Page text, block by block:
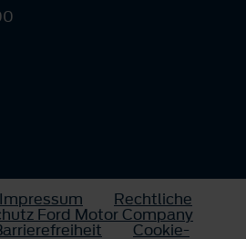
Impressum Rechtliche
Ford Motor Company
Cookie-